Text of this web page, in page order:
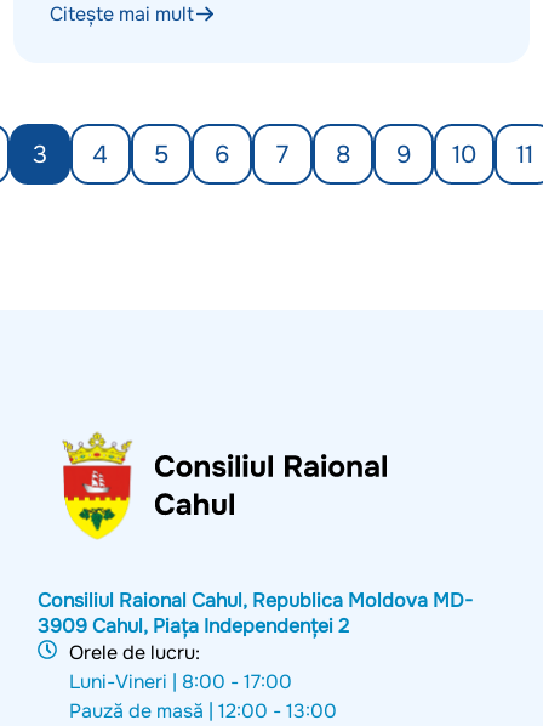
Citește mai mult
3 4 5 6 7 8 9 10 11
Consiliul Raional Cahul, Republica Moldova MD-
3909 Cahul, Piața Independenței 2
Orele de lucru:
Luni-Vineri | 8:00 - 17:00
Pauză de masă |12:00 - 13:00